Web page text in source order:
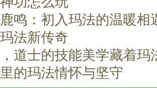
鸣：初入玛法的温暖相
法新传奇
道士的技能美学藏着玛
的玛法情怀与坚守